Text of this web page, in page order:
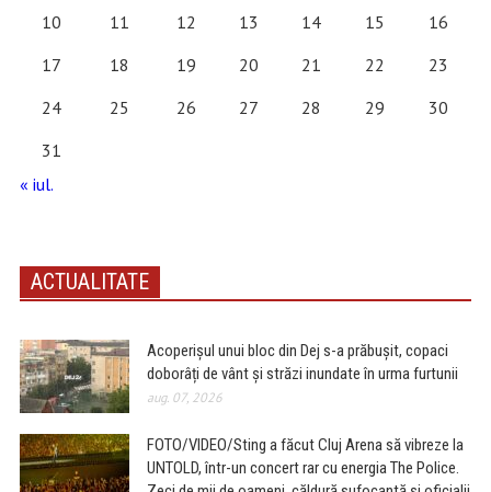
10
11 12 13 14 15
16
17
18 19 20 21 22
23
24
25 26 27 28 29
30
31
« iul.
ACTUALITATE
Acoperișul unui bloc din Dej s-a prăbușit, copaci
doborâți de vânt și străzi inundate în urma furtunii
aug. 07, 2026
FOTO/VIDEO/Sting a făcut Cluj Arena să vibreze la
UNTOLD, într-un concert rar cu energia The Police.